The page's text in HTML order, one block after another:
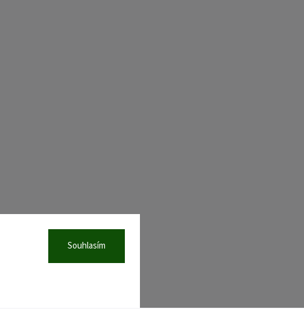
Souhlasím